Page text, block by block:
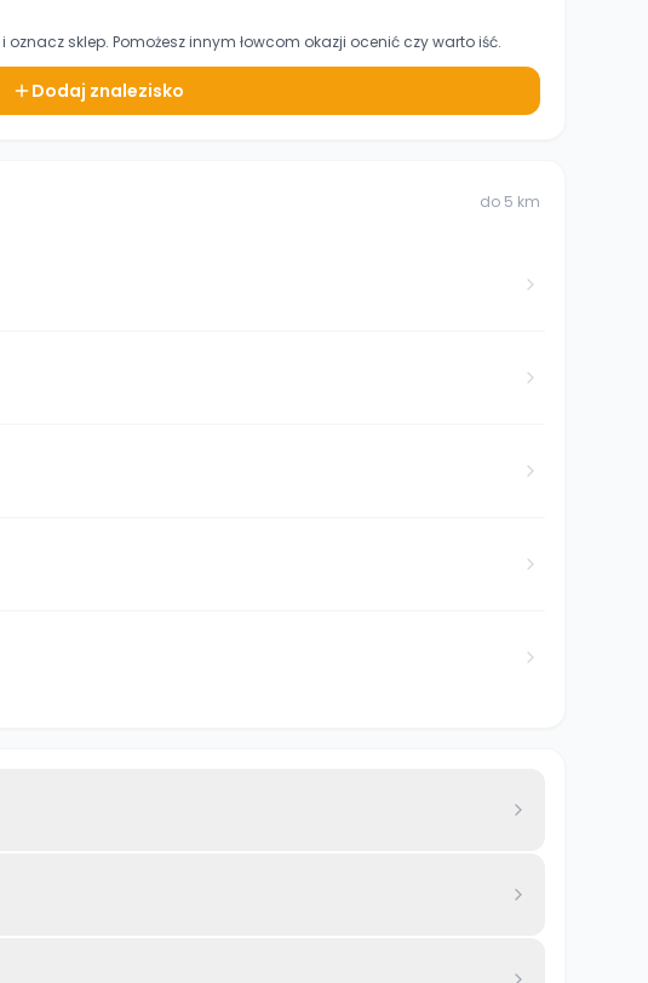
i oznacz sklep. Pomożesz innym łowcom okazji ocenić czy warto iść.
Dodaj znalezisko
do 5 km